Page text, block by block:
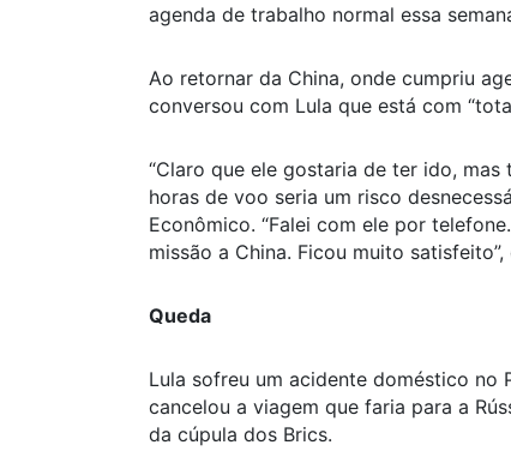
agenda de trabalho normal essa
Ao retornar da China, onde cumpriu
conversou com Lula que está com
“Claro que ele gostaria de ter ido,
horas de voo seria um risco
Econômico. “Falei com ele por
missão a China. Ficou muito satisfeito”,
Queda
Lula sofreu um acidente doméstico no
cancelou a viagem que faria para a
da cúpula dos Brics.